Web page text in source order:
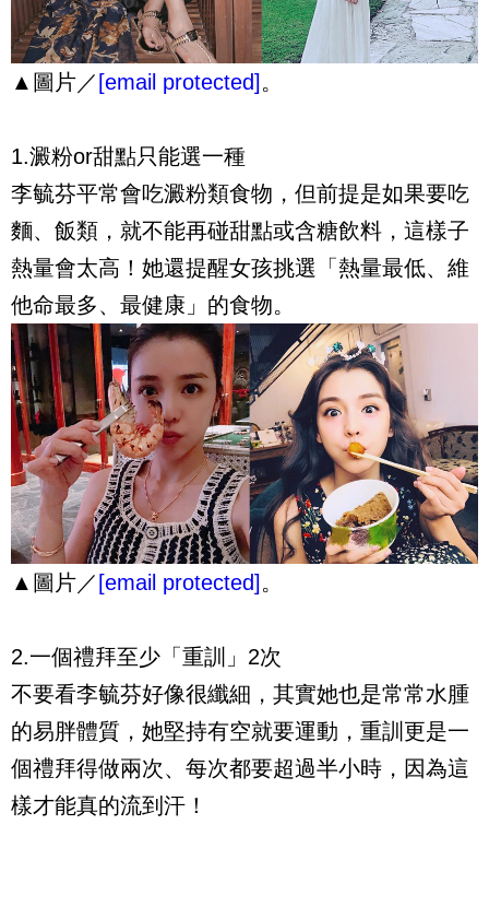
▲圖片／[email protected]。
1.澱粉or甜點只能選一種
李毓芬平常會吃澱粉類食物，但前提是如果要吃
麵、飯類，就不能再碰甜點或含糖飲料，這樣子
熱量會太高！她還提醒女孩挑選「熱量最低、維
他命最多、最健康」的食物。
▲圖片／ [email protected] 。
2.一個禮拜至少「重訓」2次
不要看李毓芬好像很纖細，其實她也是常常水腫
的易胖體質，她堅持有空就要運動，重訓更是一
個禮拜得做兩次、每次都要超過半小時，因為這
樣才能真的流到汗！